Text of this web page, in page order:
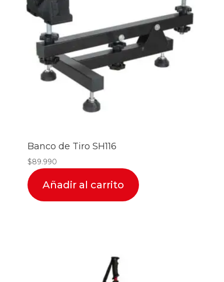
Banco de Tiro SH116
$89.990
Añadir al carrito